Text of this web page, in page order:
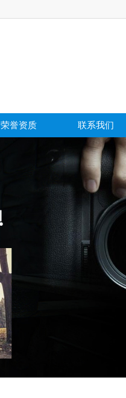
荣誉资质 联系我们